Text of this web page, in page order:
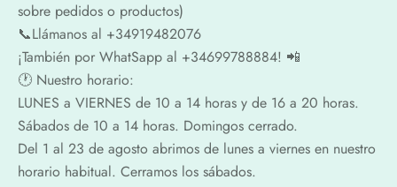
sobre pedidos o productos)
📞​​Llámanos al +34919482076
¡También por WhatSapp al +34699788884! 📲
🕐​ Nuestro horario:
LUNES a VIERNES de 10 a 14 horas y de 16 a 20 horas.
Sábados de 10 a 14 horas. Domingos cerrado.
Del 1 al 23 de agosto abrimos de lunes a viernes en nuestro
horario habitual. Cerramos los sábados.